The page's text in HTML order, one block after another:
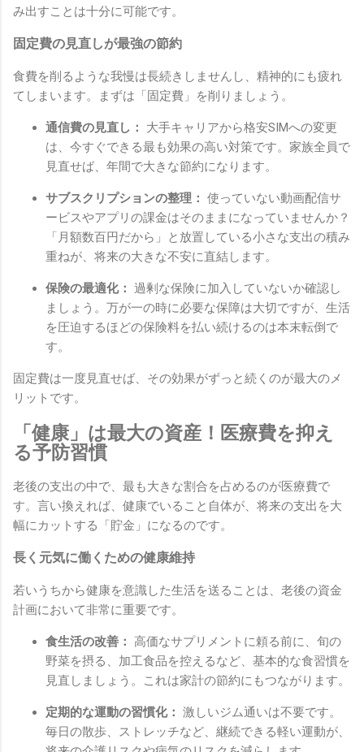
み出すことは十分に可能です。
固定費の見直しが最強の節約
食費を削るような我慢は長続きしませんし、精神的にも疲れ
てしまいます。まずは「固定費」を削りましょう。
通信費の見直し：
大手キャリアから格安SIMへの変更
は、今すぐできる最も効果の高い対策です。家族全員で
見直せば、年間で大きな節約になります。
サブスクリプションの整理： 使っていない動画配信サ
ービスやアプリの課金はそのままになっていませんか？
「月額数百円だから」と放置している小さな支出の積み
重ねが、将来の大きな不安に直結します。
保険の最適化： 過剰な保険に加入していないか確認し
ましょう。万が一の時に必要な保障は大切ですが、生活
を圧迫するほどの保険料を払い続けるのは本末転倒で
す。
固定費は一度見直せば、その効果がずっと続くのが最大のメ
リットです。
「健康」は最大の資産！医療費を抑え
る予防習慣
老後の支出の中で、最も大きな割合を占めるのが医療費で
す。言い換えれば、健康でいること自体が、将来の支出を大
幅にカットする「貯金」になるのです。
長く元気に働くための健康維持
若いうちから健康を意識した生活を送ることは、老後の資金
計画において非常に重要です。
食生活の改善： 高価なサプリメントに頼る前に、旬の
野菜を摂る、加工食品を控えるなど、基本的な食習慣を
見直しましょう。これは家計の節約にもつながります。
定期的な運動の習慣化： 激しいジム通いは不要です。
毎日の散歩、ストレッチなど、継続できる軽い運動が、